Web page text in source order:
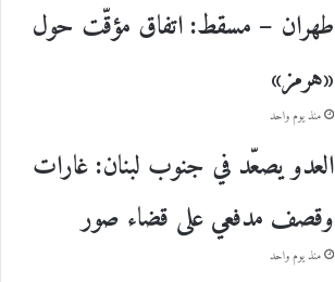
طهران – مسقط: اتفاق مؤقّت حول
«هرمز»
منذ يوم واحد
العدو يصعّد في جنوب لبنان: غارات
وقصف مدفعي على قضاء صور
منذ يوم واحد